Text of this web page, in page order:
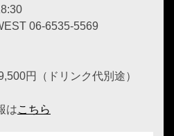
06-6535-5569
円（ドリンク代別途）
はこちら